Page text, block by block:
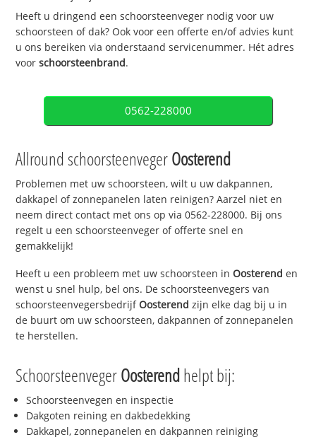
Heeft u dringend een schoorsteenveger nodig voor uw
schoorsteen of dak? Ook voor een offerte en/of advies kunt
u ons bereiken via onderstaand servicenummer. Hét adres
voorschoorsteenbrand.
0562-228000
Allround schoorsteenvegerOosterend
Problemen met uw schoorsteen, wilt u uw dakpannen,
dakkapel of zonnepanelen laten reinigen? Aarzel niet en
neem direct contact met ons op via 0562-228000. Bij ons
regelt u een schoorsteenveger of offerte snel en
gemakkelijk!
Heeft u een probleem met uw schoorsteen inOosterend en
wenst u snel hulp, bel ons. De schoorsteenvegers van
schoorsteenvegersbedrijfOosterend zijn elke dag bij u in
de buurt om uw schoorsteen, dakpannen of zonnepanelen
te herstellen.
SchoorsteenvegerOosterendhelpt bij:
Schoorsteenvegen en inspectie
Dakgoten reining en dakbedekking
Dakkapel, zonnepanelen en dakpannen reiniging